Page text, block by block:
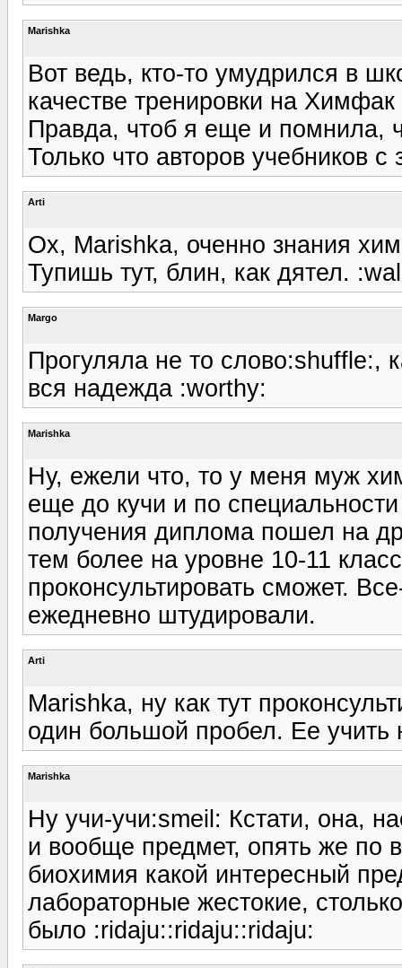
Marishka
Вот ведь, кто-то умудрился в
качестве тренировки на
Правда, чтоб я еще и помнила,
Только что авторов учебников
Arti
Ох, Marishka, оченно знания
Тупишь тут, блин, как дятел.
Margo
Прогуляла не то слово:shuffle:,
вся надежда :worthy:
Marishka
Ну, ежели что, то у меня муж
еще до кучи и по
получения диплома пошел на
тем более на уровне 10-11
проконсультировать сможет.
ежедневно штудировали.
Arti
Marishka, ну как тут
один большой пробел. Ее учить
Marishka
Ну учи-учи:smeil: Кстати, она,
и вообще предмет, опять же по
биохимия какой интересный
лабораторные жестокие,
было :ridaju::ridaju::ridaju: